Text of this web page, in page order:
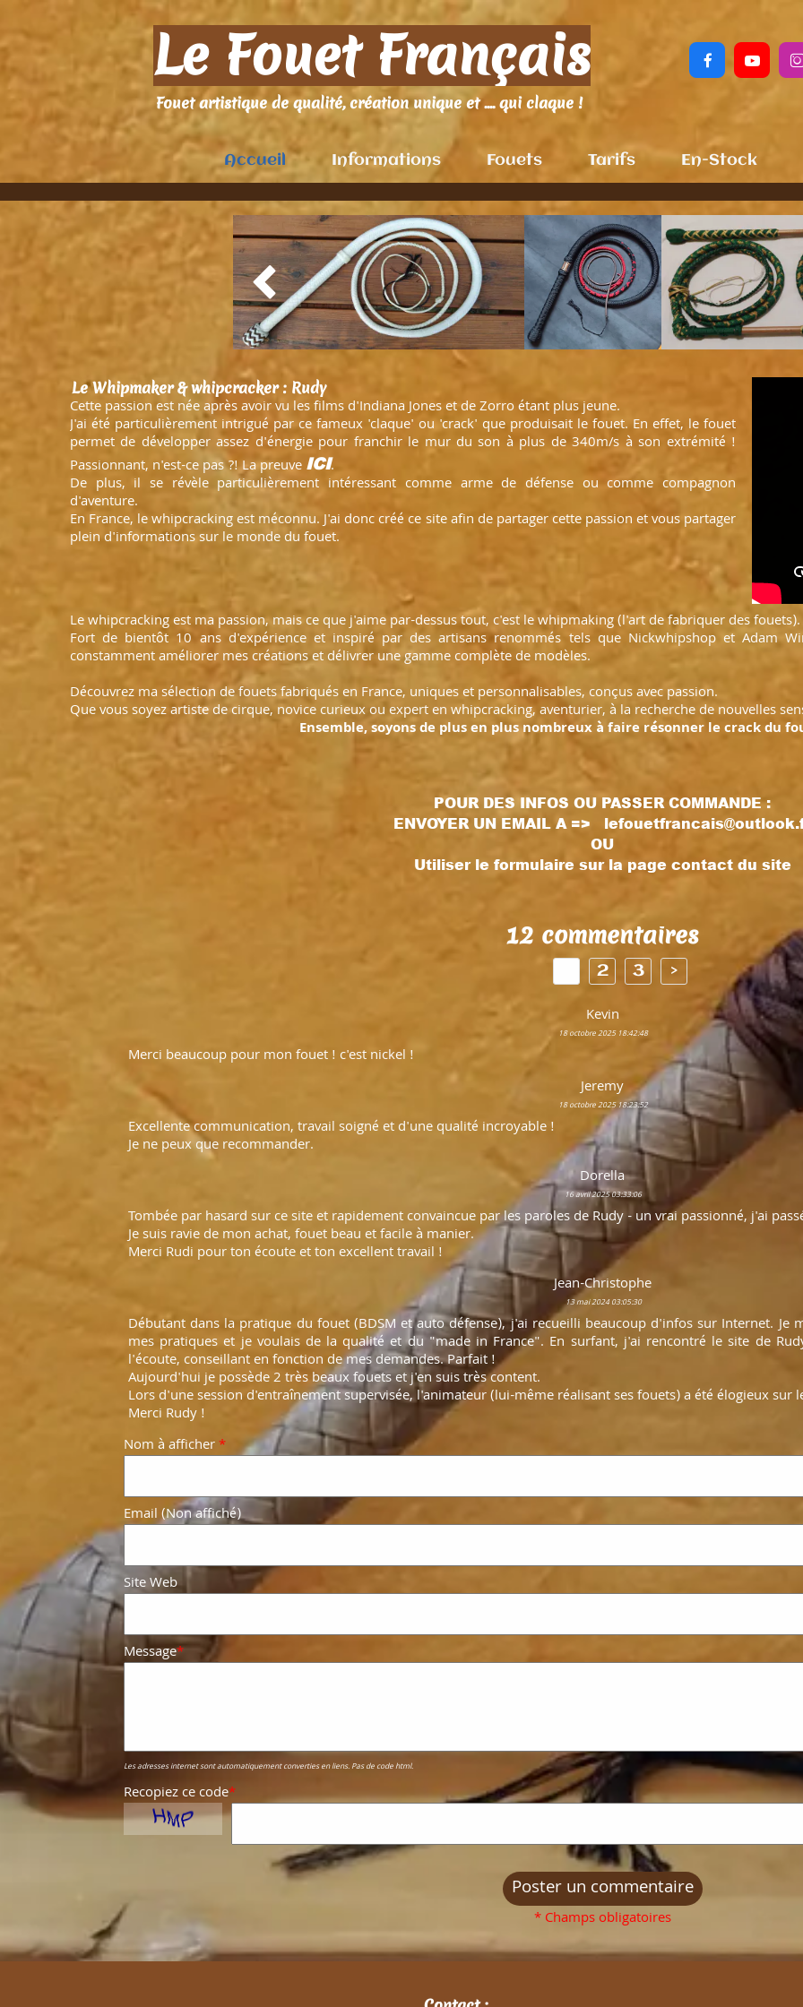
Accueil Informations Fouets Tarifs En-Stock
Le Fouet Français
Fouet artistique de qualité, création unique et .... qui claque !
 

Le Whipmaker & whipcracker : Rudy
Cette passion est née après avoir vu les films d'Indiana Jones et de Zorro étant plus jeune.
J'ai été particulièrement intrigué par ce fameux 'claque' ou 'crack' que produisait le fouet. En effet, le fouet
permet de développer assez d'énergie pour franchir le mur du son à plus de 340m/s à son extrémité !
Passionnant, n'est-ce pas ?! La preuveICI.
De plus, il se révèle particulièrement intéressant comme arme de défense ou comme compagnon
d'aventure.
En France, le whipcracking est méconnu. J'ai donc créé ce site afin de partager cette passion et vous partager
plein d'informations sur le monde du fouet.
Le whipcracking est ma passion, mais ce que j'aime par-dessus tout, c'est le whipmaking (l'art de fabriquer des fouets).
Fort de bientôt 10 ans d'expérience et inspiré par des artisans renommés tels que Nickwhipshop et Adam
constamment améliorer mes créations et délivrer une gamme complète de modèles.
Découvrez ma sélection de fouets fabriqués en France, uniques et personnalisables, conçus avec passion.
Que vous soyez artiste de cirque, novice curieux ou expert en whipcracking, aventurier, à la recherche de nouvelles
Ensemble, soyons de plus en plus nombreux à faire résonner le crack du
POUR DES INFOS OU PASSER COMMANDE :
ENVOYER UN EMAIL A =>
OU
Utiliser le formulaire sur la page contact du site
12 commentaires
2 3 >
Kevin
18 octobre 2025 18:42:48
Merci beaucoup pour mon fouet ! c'est nickel !
Jeremy
18 octobre 2025 18:23:52
Excellente communication, travail soigné et d'une qualité incroyable !
Je ne peux que recommander.
Dorella
16 avril 2025 03:33:06
Tombée par hasard sur ce site et rapidement convaincue par les paroles de Rudy - un vrai passionné, j'ai
Je suis ravie de mon achat, fouet beau et facile à manier.
Merci Rudi pour ton écoute et ton excellent travail !
Jean-Christophe
13 mai 2024 03:05:30
Débutant dans la pratique du fouet (BDSM et auto défense), j'ai recueilli beaucoup d'infos sur Internet. Je
mes pratiques et je voulais de la qualité et du "made in France". En surfant, j'ai rencontré le site de
l'écoute, conseillant en fonction de mes demandes. Parfait !
Aujourd'hui je possède 2 très beaux fouets et j'en suis très content.
Lors d'une session d'entraînement supervisée, l'animateur (lui-même réalisant ses fouets) a été élogieux sur
Merci Rudy !
Nom à afficher*
Email (Non affiché)
Site Web
Message*
Les adresses internet sont automatiquement converties en liens. Pas de code html.
Recopiez ce code*
* Champs obligatoires